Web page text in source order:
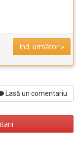
Ind. următor »
Lasă un comentariu